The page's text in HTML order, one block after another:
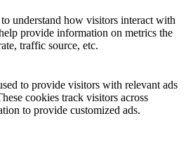
understand how visitors interact with
provide information on metrics the
traffic source, etc.
to provide visitors with relevant ads
cookies track visitors across
to provide customized ads.